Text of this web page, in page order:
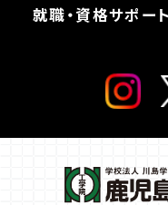
就職・資格サポート